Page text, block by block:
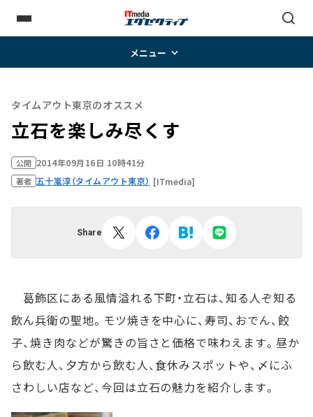
メニュー
タイムアウト東京のオススメ
立石を楽しみ尽くす
公開 2014年09月16日 10時41分
著者 五十嵐淳（タイムアウト東京） [ITmedia]
Share
葛飾区にある風情溢れる下町・立石は、知る人ぞ知る
飲ん兵衛の聖地。モツ焼きを中心に、寿司、おでん、餃
子、焼き肉などが驚きの旨さと価格で味わえます。昼か
ら飲む人、夕方から飲む人、食休みスポットや、〆にふ
さわしい店など、今回は立石の魅力を紹介します。